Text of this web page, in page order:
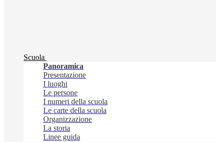
Scuola
Panoramica
Presentazione
I luoghi
Le persone
I numeri della scuola
Le carte della scuola
Organizzazione
La storia
Linee guida